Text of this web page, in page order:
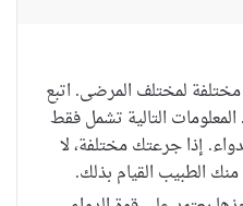
لمختلف المرضى. اتبع
التالية تشمل فقط
إذا جرعتك مختلفة، لا
الطبيب القيام بذلك.